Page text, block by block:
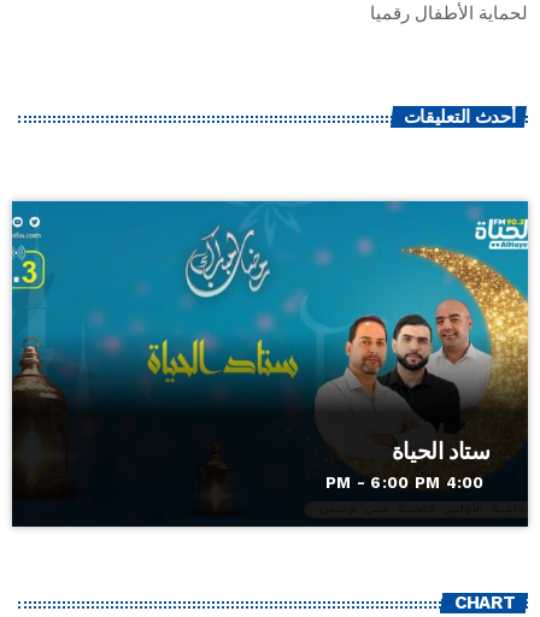
لحماية الأطفال رقميا
أحدث التعليقات
ستاد الحياة
4:00 PM - 6:00 PM
CHART